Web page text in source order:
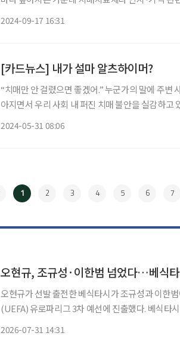
2024-09-17 16:31
[카드뉴스] 내가 설마 알츠하이머?
“치매만 안 걸렸으면 좋겠어.” 누군가의 말에 주변 사람들이 동요했다. 취재 도중 이런 일이 잦
아지면서 우리 사회 내 퍼진 치매 불안을 실감하고
2024-05-31 08:06
1 2 3 4 5 6 7
오현규, 조규성·이한범 넘었다…베식
오현규가 선발 출전한 베식타시가 조규성과 이한
(UEFA) 유로파리그 3차 예선에 진출했다. 베식타시는 31일(한국시간) 덴마크 헤르닝의 아레
2026-07-31 14:31